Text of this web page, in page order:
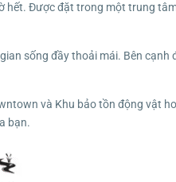
Được đặt trong một trung
sống đầy thoải mái. Bên
và Khu bảo tồn động vật
bạn.